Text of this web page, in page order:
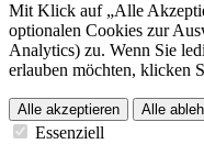
Mit Klick auf „Alle
optionalen Cookies zur
Analytics) zu. Wenn Sie
erlauben möchten, klicken
Alle akzeptieren Alle
Essenziell